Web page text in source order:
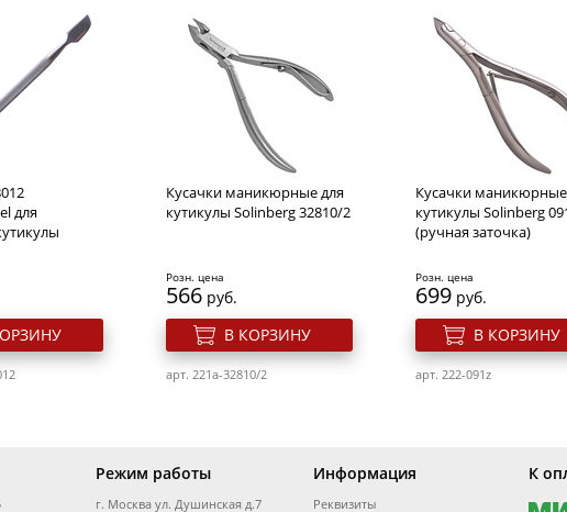
Domix
Экспресс высыхание
Domix Dx104632
В КОРЗИНУ
Универсальное
укрепляющее
ногтей, основа под
Domix 106902
В КОРЗИНУ
для
Кусачки маникюрные для
кутикулы Solinberg 32810/2
Розн. цена
566 руб.
В КОРЗИНУ
арт. 221a-32810/2
Кусачки
кутикулы Solinberg
(ручная заточка)
Розн. цена
699 руб.
В КОРЗИНУ
арт. 222-091z
Режим работы
г. Москва ул. Душинская д.7
Информация
Реквизиты
К